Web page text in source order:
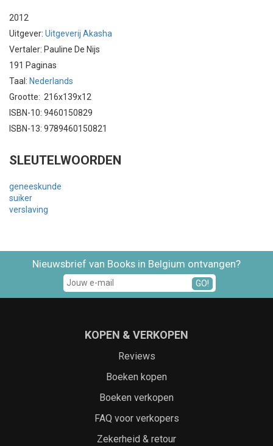
2012
Uitgever: Uitgeverij Akasha
Vertaler: Pauline De Nijs
191 Paginas
Taal: Nederlands
Grootte: 216x139x12
ISBN-10: 9460150829
ISBN-13: 9789460150821
SLEUTELWOORDEN
geneeskunde
suiker
verslaving
Nieuwsbrief van Books in Belgium ontvangen?
GO!
KOPEN & VERKOPEN
Reviews
Boeken kopen
Boeken verkopen
FAQ voor verkopers
Zekerheid & retour